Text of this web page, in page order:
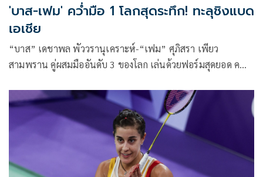
'บาส-เฟม' คว่ำมือ 1 โลกสุดระทึก! ทะลุชิงแบด
เอเชีย
“บาส” เดชาพล พัววรานุเคราะห์-“เฟม” ศุภิสรา เพียว
สามพราน คู่ผสมมืออันดับ 3 ของโลก เล่นด้วยฟอร์มสุดยอด คว่ำ
เอเชีย 2026” รายการ BANK OF NINGBO Badminton Asia
Championships 2026 เมื่อวันที่ 11 เมษายน ที่ประเทศจีน